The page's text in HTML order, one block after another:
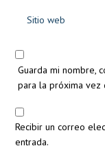
Guarda mi nombre,
para la próxima vez
Recibir un correo
entrada.